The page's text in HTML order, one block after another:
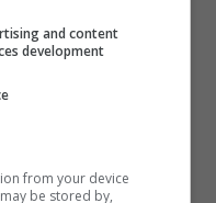
giorni
di alcuni
Como.
e
and content
development
from your device
be stored by,